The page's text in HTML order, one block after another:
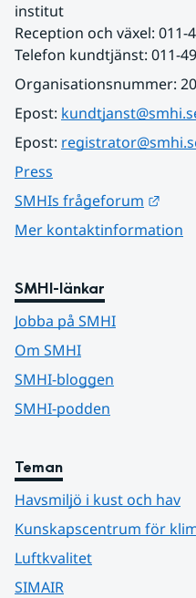
institut
Reception och växel: 011-
Telefon kundtjänst: 011-
Organisationsnummer:
Epost:
Epost:
Press
SMHIs frågeforum
Mer kontaktinformation
SMHI-länkar
Jobba på SMHI
Om SMHI
SMHI-bloggen
SMHI-podden
Teman
Havsmiljö i kust och hav
Kunskapscentrum för
Luftkvalitet
SIMAIR